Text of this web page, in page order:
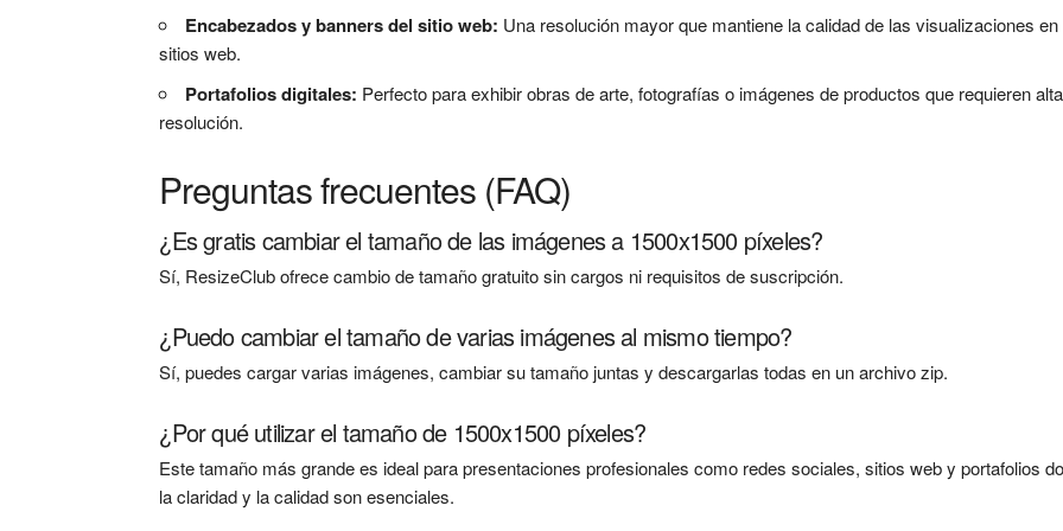
Encabezados y banners del sitio web: Una resolución mayor que mantiene la calidad de las visualizaciones en
sitios web.
Portafolios digitales: Perfecto para exhibir obras de arte, fotografías o imágenes de productos que requieren alta
resolución.
Preguntas frecuentes (FAQ)
¿Es gratis cambiar el tamaño de las imágenes a 1500x1500 píxeles?
Sí, ResizeClub ofrece cambio de tamaño gratuito sin cargos ni requisitos de suscripción.
¿Puedo cambiar el tamaño de varias imágenes al mismo tiempo?
Sí, puedes cargar varias imágenes, cambiar su tamaño juntas y descargarlas todas en un archivo zip.
¿Por qué utilizar el tamaño de 1500x1500 píxeles?
Este tamaño más grande es ideal para presentaciones profesionales como redes sociales, sitios web y portafolios
la claridad y la calidad son esenciales.